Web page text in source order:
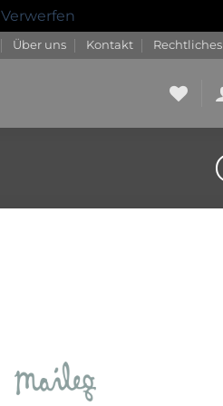
Verwerfen
Über uns Kontakt Rechtliches